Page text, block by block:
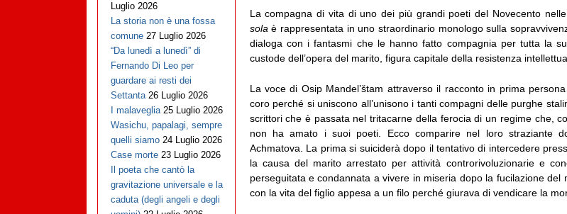
La compagna di vita di uno dei più grandi poeti del Novecento
sola è rappresentata in uno straordinario monologo sulla
dialoga con i fantasmi che le hanno fatto compagnia per tutta la
custode dell’opera del marito, figura capitale della resistenza
La voce di Osip Mandel’štam attraverso il racconto in prima
coro perché si uniscono all’unisono i tanti compagni delle purghe
scrittori che è passata nel tritacarne della ferocia di un regime che,
non ha amato i suoi poeti. Ecco comparire nel loro straziante
Achmatova. La prima si suiciderà dopo il tentativo di intercedere
la causa del marito arrestato per attività controrivoluzionarie e
perseguitata e condannata a vivere in miseria dopo la fucilazione del
con la vita del figlio appesa a un filo perché giurava di vendicare la
Luglio 2026
La storia non è una fossa
comune 27 Luglio 2026
“Da lunedì a lunedì” di
Fernando Di Leo per
guardare ai resti dei
Settanta 26 Luglio 2026
I malaveglia 25 Luglio 2026
Wasichu, papalagi, sempre
quelli siamo 24 Luglio 2026
Case morte 23 Luglio 2026
Il poeta che cantò la
gravitazione universale e la
caduta (degli angeli e degli